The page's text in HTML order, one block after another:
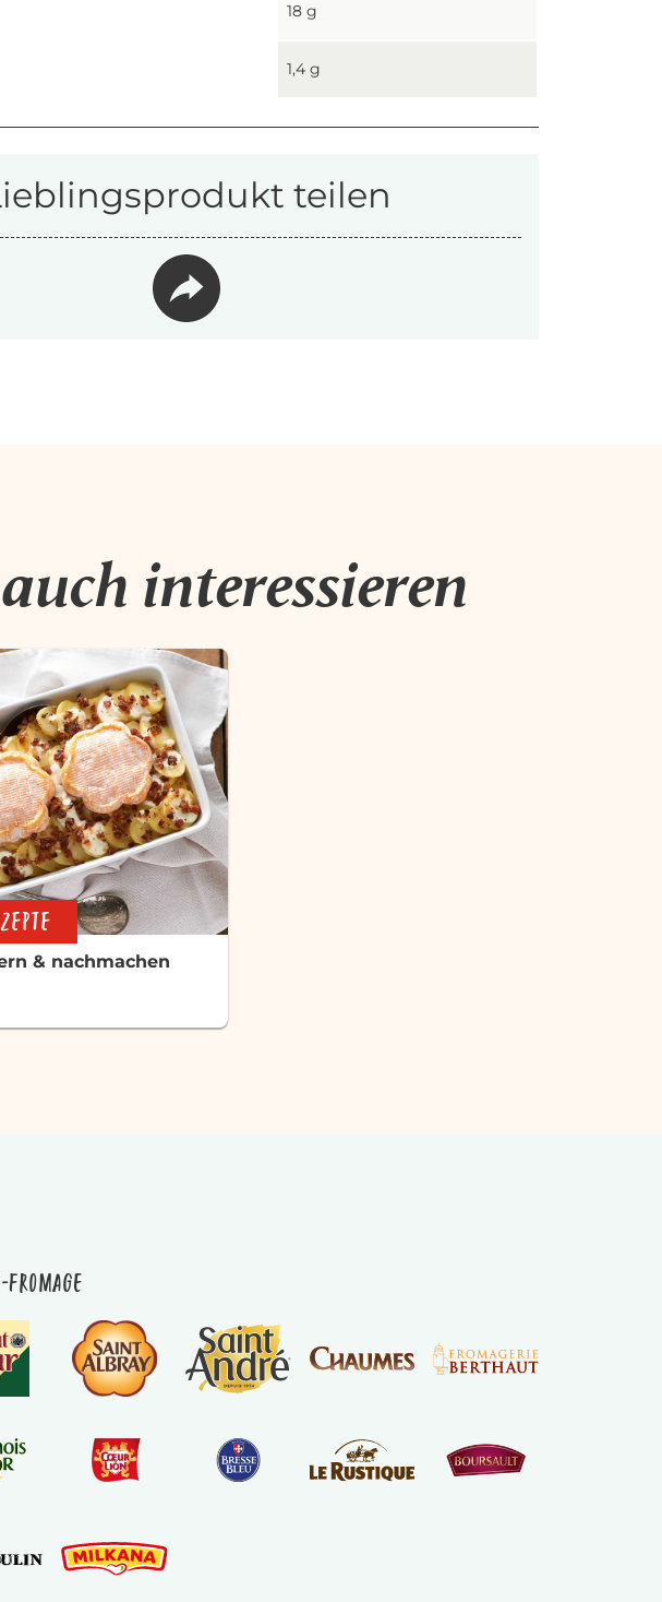
18 g
1,4 g
teilen
interessieren
& nachmachen
fromage